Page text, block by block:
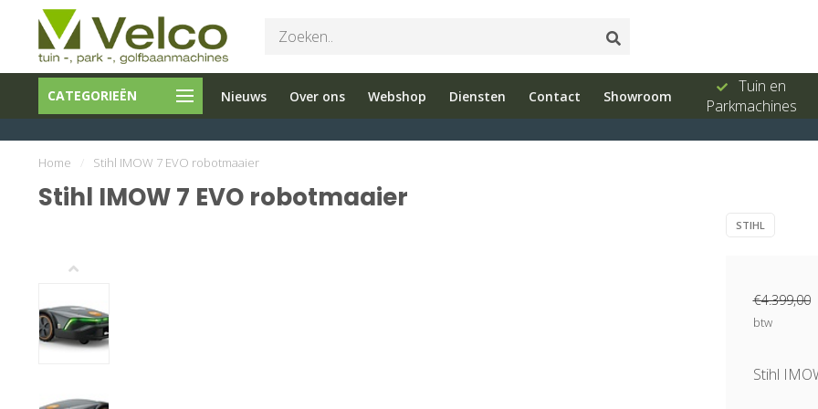
CATEGORIEËN Nieuws Over ons Webshop Diensten Contact Showroom
Bel ons 026-
3251603
Parkmachines
en reparatie
met advies
3251603
Tuin en
Parkmachines
Home Stihl IMOW 7 EVO robotmaaier
Stihl IMOW 7 EVO robotmaaier
STIHL
€4.399,00
btw
Stihl